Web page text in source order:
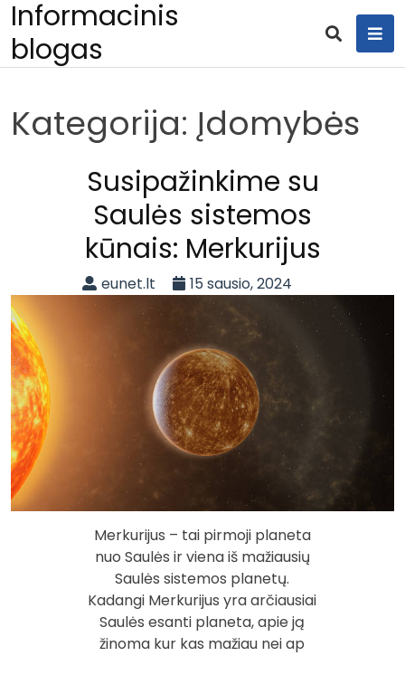
Skip
to
content
Informacinis
blogas
Kategorija: Įdomybės
Susipažinkime su
Saulės sistemos
kūnais: Merkurijus
eunet.lt 15 sausio, 2024
Merkurijus – tai pirmoji planeta
nuo Saulės ir viena iš mažiausių
Saulės sistemos planetų.
Kadangi Merkurijus yra arčiausiai
Saulės esanti planeta, apie ją
žinoma kur kas mažiau nei ap